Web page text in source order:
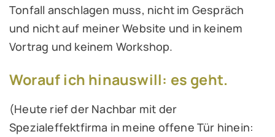
Tonfall anschlagen muss, nicht im Gespräch
und nicht auf meiner Website und in keinem
Vortrag und keinem Workshop.
Worauf ich hinauswill: es geht.
(Heute rief der Nachbar mit der
Spezialeffektfirma in meine offene Tür hinein: